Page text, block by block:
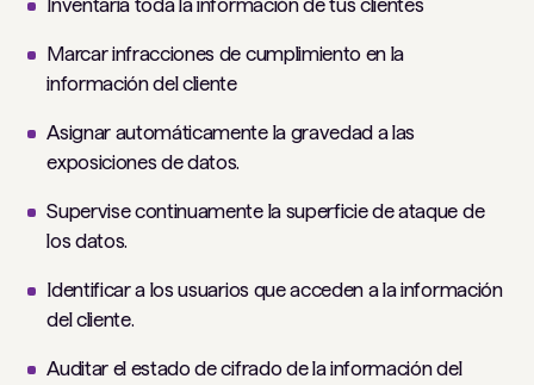
Inventaría toda la información de tus clientes
Marcar infracciones de cumplimiento en la
información del cliente
Asignar automáticamente la gravedad a las
exposiciones de datos.
Supervise continuamente la superficie de ataque de
los datos.
Identificar a los usuarios que acceden a la información
del cliente.
Auditar el estado de cifrado de la información del